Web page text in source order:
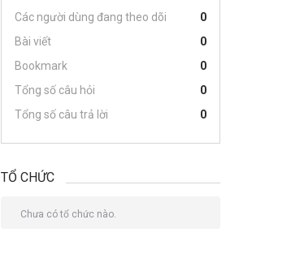
Các người dùng đang theo dõi
0
Bài viết
0
Bookmark
0
Tổng số câu hỏi
0
Tổng số câu trả lời
0
TỔ CHỨC
Chưa có tổ chức nào.